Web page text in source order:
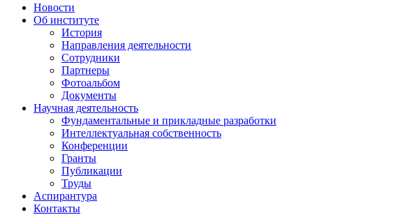
Новости
Об институте
История
Направления деятельности
Сотрудники
Партнеры
Фотоальбом
Документы
Научная деятельность
Фундаментальные и прикладные разработки
Интеллектуальная собственность
Конференции
Гранты
Публикации
Труды
Аспирантура
Контакты